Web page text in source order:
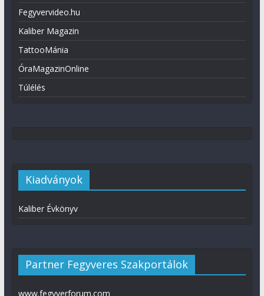
Fegyvervideo.hu
Kaliber Magazin
TattooMánia
ÓraMagazinOnline
Túlélés
Kiadványok
Kaliber Évkönyv
Partner Fegyveres Szakportálok
www.fegyverforum.com